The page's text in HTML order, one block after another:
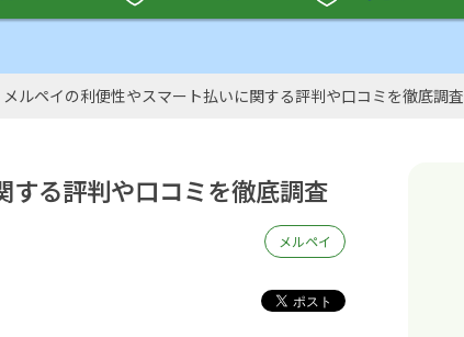
メルペイの利便性やスマート払いに関する評判や口コミを徹底調査
する評判や口コミを徹底調査
メルペイ